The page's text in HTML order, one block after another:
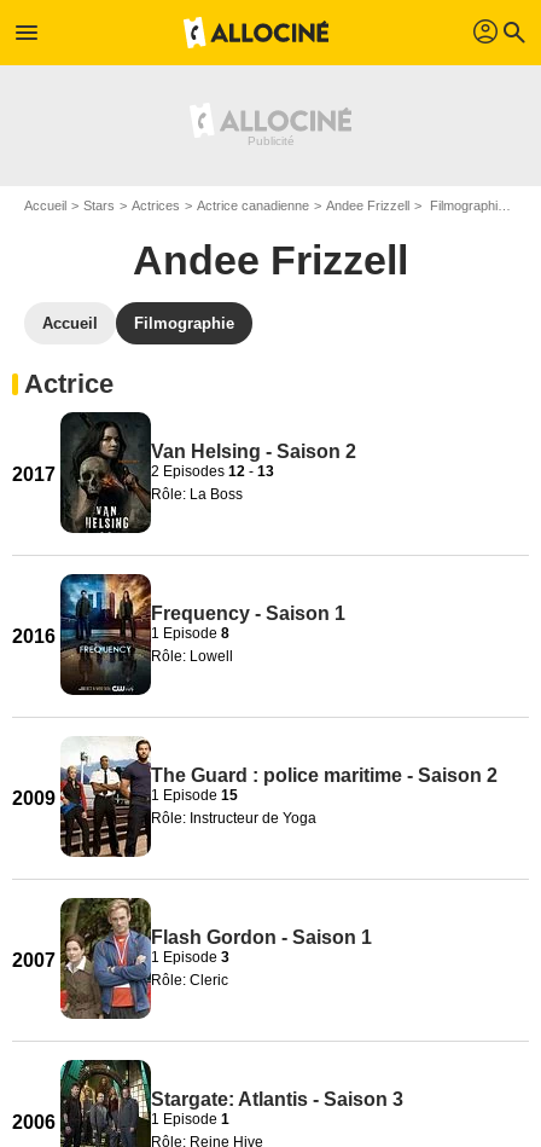
menu profil search
Accueil Stars Actrices Actrice canadienne Andee Frizzell Filmographie Andee Frizzell
Andee Frizzell
Accueil Filmographie
Actrice
2017
Van Helsing - Saison 2
2 Episodes 12 - 13
Rôle: La Boss
2016
Frequency - Saison 1
1 Episode 8
Rôle: Lowell
2009
The Guard : police maritime - Saison 2
1 Episode 15
Rôle: Instructeur de Yoga
2007
Flash Gordon - Saison 1
1 Episode 3
Rôle: Cleric
2006
Stargate: Atlantis - Saison 3
1 Episode 1
Rôle: Reine Hive